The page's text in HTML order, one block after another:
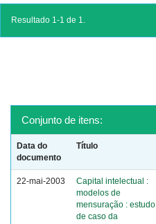
Resultado 1-1 de 1.
Conjunto de itens:
Data do
documento
Título
22-mai-2003
Capital intelectual :
modelos de
mensuração : estudo
de caso da